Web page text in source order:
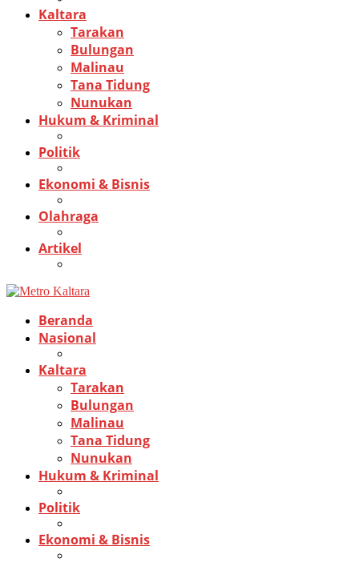
Kaltara
Tarakan
Bulungan
Malinau
Tana Tidung
Nunukan
Hukum & Kriminal
Politik
Ekonomi & Bisnis
Olahraga
Artikel
Beranda
Nasional
Kaltara
Tarakan
Bulungan
Malinau
Tana Tidung
Nunukan
Hukum & Kriminal
Politik
Ekonomi & Bisnis